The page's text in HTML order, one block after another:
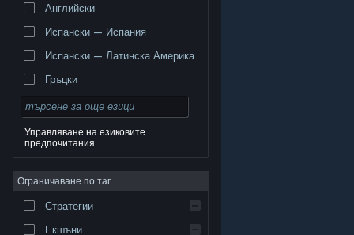
търговски марки принадлежат на съответните им
собственици в САЩ и други страни.
поверителност|Юридическа информация|
Достъпност|Условия за ползване на Steam
Възстановявания|Бисквитки
Английски
Испански — Испания
Испански — Латинска Америка
Гръцки
Управляване на езиковите
предпочитания
Ограничаване по таг
Стратегии
Екшъни